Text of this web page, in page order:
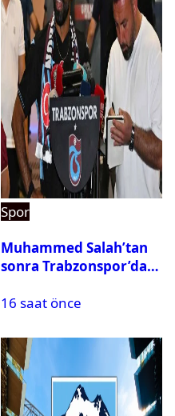
Spor
Muhammed Salah’tan
sonra Trabzonspor’dan
16 saat önce